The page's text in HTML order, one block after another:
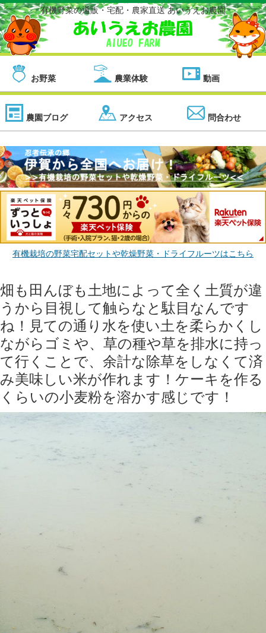
有機野菜の通販・宅配・農家直送 あいうえお農園
お野菜 農業体験 動画
農園ブログ アクセス 問合わせ
有機栽培の野菜宅配セットや乾燥野菜・ドライフルーツはこちら
畑も田んぼも土地によって全く土質が違
うから目視して触らなと駄目なんです
ね！見ての通り水を使い土を柔らかくし
ながらゴミや、草の種や草を排水に持っ
て行くことで、余計な除草をしなくて済
み美味しい米が作れます！ケーキを作る
くらいの小麦粉を溶かす感じです！